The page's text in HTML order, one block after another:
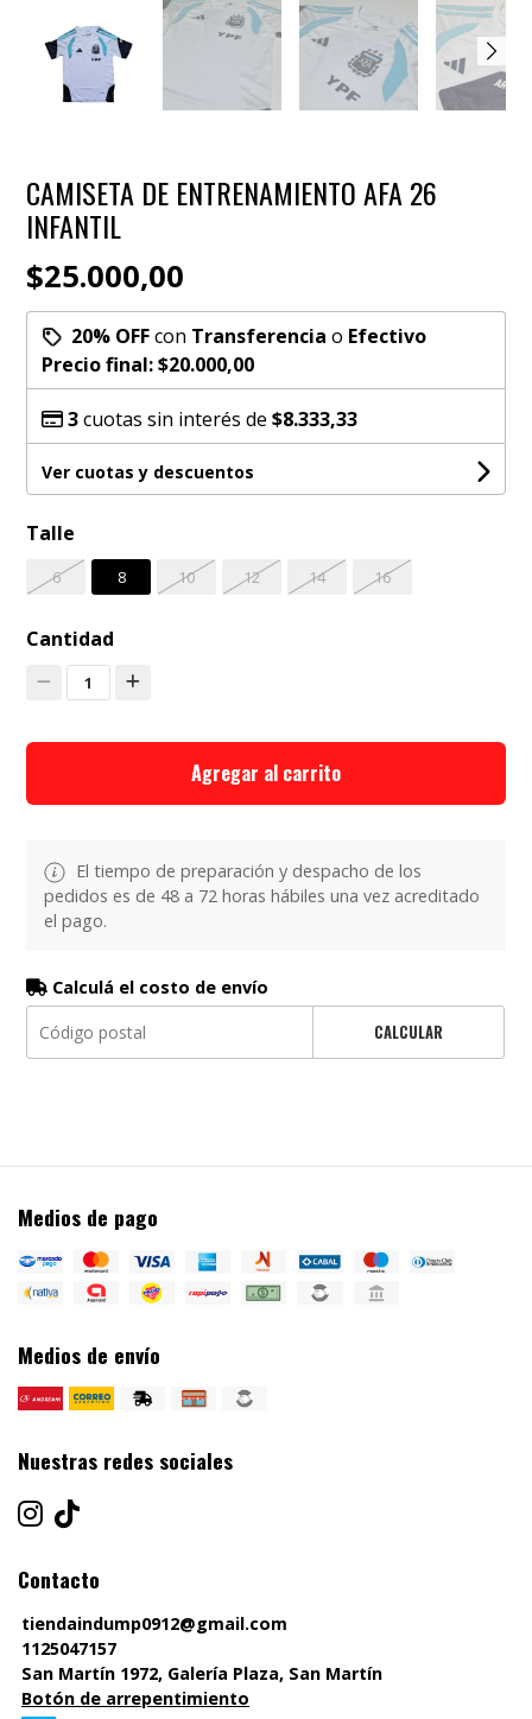
CAMISETA DE ENTRENAMIENTO AFA 26
INFANTIL
$25.000,00
20% OFFcon Transferencia o Efectivo
Precio final:$20.000,00
3cuotas sin interés de$8.333,33
Ver cuotas y descuentos
Talle
6 8 10 12 14 16
Cantidad
1
Agregar al carrito
El tiempo de preparación y despacho de los
pedidos es de 48 a 72 horas hábiles una vez acreditado
el pago.
Calculá el costo de envío
CALCULAR
Medios de pago
Medios de envío
Nuestras redes sociales
Contacto
tiendaindump0912@gmail.com
1125047157
San Martín 1972, Galería Plaza, San Martín
Botón de arrepentimiento